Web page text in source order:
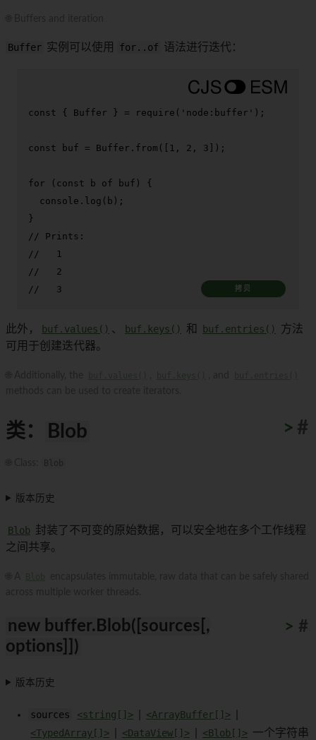
Buffer 实例可以使用 for..of 语法进行迭代：
const { Buffer } = require ( 'node:buffer' );
const buf = Buffer . from ([ 1 , 2 , 3 ]);
for ( const b of buf) {
console . log (b);
// Prints:
//   1
//   2
//   3
拷贝
此外， buf.values() 、 buf.keys() 和 buf.entries()
方法
可用于创建迭代器。
类： Blob #
>
版本历史
Blob 封装了不可变的原始数据，可以安全地在多个工作线程
之间共享。
new buffer.Blob([sources[,
options]])
#
>
版本历史
sources <string[]> <ArrayBuffer[]>
<TypedArray[]>
<DataView[]> <Blob[]> 一个字符串